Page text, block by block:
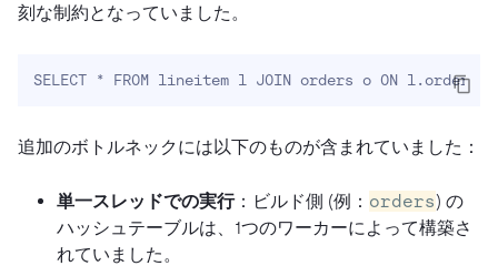
刻な制約となっていました。
SELECT * FROM lineitem l JOIN orders o ON
追加のボトルネックには以下のものが含まれていました：
単一スレッドでの実行：ビルド側 (例： orders) の
ハッシュテーブルは、1つのワーカーによって構築さ
れていました。